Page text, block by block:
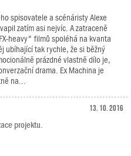
spisovatele a scénáristy Alexe
zatím asi nejvíc. A zatraceně
heavy" filmů spoléhá na kvanta
ubíhající tak rychle, že si běžný
prázdné vlastně dílo je,
drama. Ex Machina je
na...
13. 10. 2016
projektu.